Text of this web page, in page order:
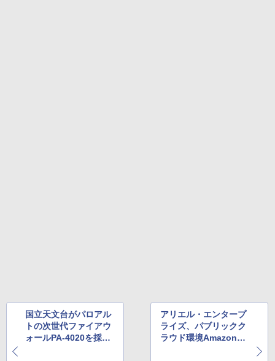
国立天文台がパロアル
トの次世代ファイアウ
ォールPA-4020を採
アリエル・エンタープ
ライズ、パブリックク
ラウド環境AmazonEC